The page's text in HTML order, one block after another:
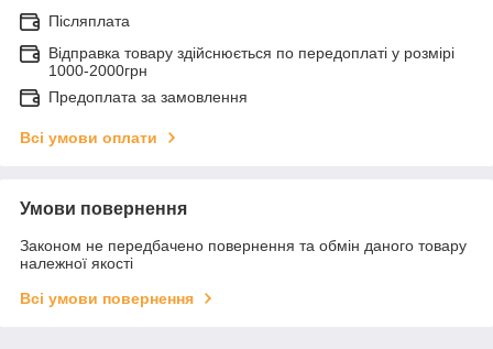
Післяплата
Відправка товару здійснюється по передоплаті у розмірі
1000-2000грн
Предоплата за замовлення
Всі умови оплати
Умови повернення
Законом не передбачено повернення та обмін даного товару
належної якості
Всі умови повернення